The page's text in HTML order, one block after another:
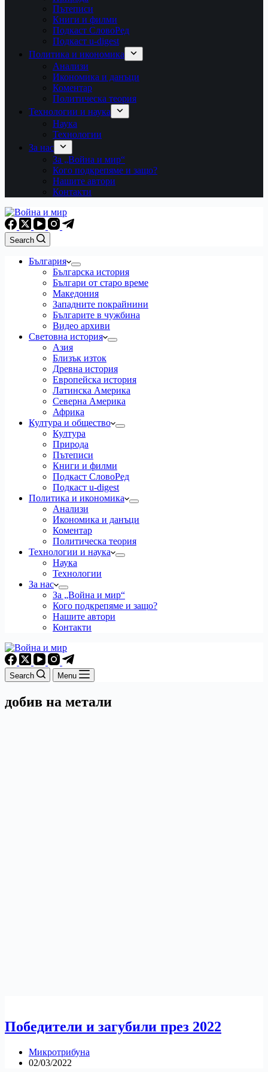
Пътеписи
Книги и филми
Подкаст СловоРед
Подкаст u-digest
Политика и икономика
Анализи
Икономика и данъци
Коментар
Политическа теория
Технологии и наука
Наука
Технологии
За нас
За „Война и мир“
Кого подкрепяме и защо?
Нашите автори
Контакти
Search
България
Българска история
Българи от старо време
Македония
Западните покрайнини
Българите в чужбина
Видео архиви
Световна история
Азия
Близък изток
Древна история
Европейска история
Латинска Америка
Северна Америка
Африка
Култура и общество
Култура
Природа
Пътеписи
Книги и филми
Подкаст СловоРед
Подкаст u-digest
Политика и икономика
Анализи
Икономика и данъци
Коментар
Политическа теория
Технологии и наука
Наука
Технологии
За нас
За „Война и мир“
Кого подкрепяме и защо?
Нашите автори
Контакти
Search Menu
добив на метали
Победители и загубили през 2022
Микротрибуна
02/03/2022